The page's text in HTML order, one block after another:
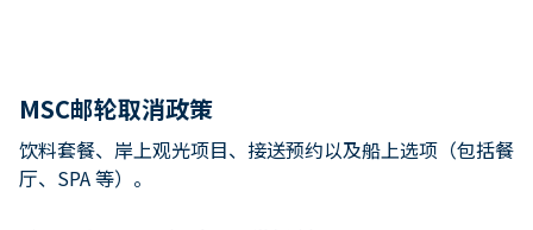
MSC邮轮取消政策
饮料套餐、岸上观光项目、接送预约以及船上选项（包括餐
厅、SPA 等）。